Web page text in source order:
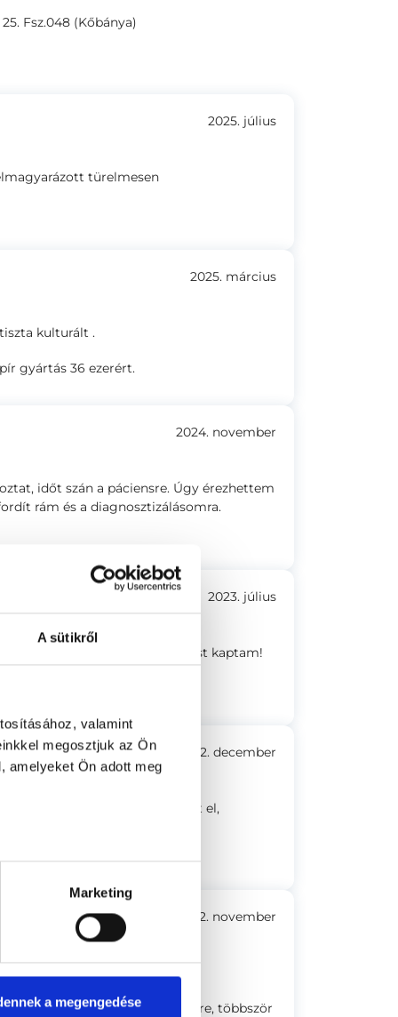
A sütikről
valamint
megosztjuk az Ön
amelyeket Ön adott meg
Marketing
a megengedése
Fsz.048 (Kőbánya)
2025. július
türelmesen
2025. március
kulturált .
gyártás 36 ezerért.
2024. november
időt szán a páciensre. Úgy érezhettem
rám és a diagnosztizálásomra.
2023. július
figyelt, teljeskörű tájékoztatást kaptam!
2022. december
életmódbeli tanácsokkal látott el,
beépíteni az életmódomba.
2022. november
kedves volt.
válaszokat a kérdéseimre, többször